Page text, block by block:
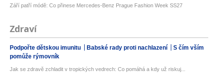
Září patří módě: Co přinese Mercedes-Benz Prague Fashion Week SS27
Zdraví
Podpořte dětskou imunitu Babské rady proti nachlazení
S čím vším
pomůže rýmovník
Jak se zdravě zchladit v tropických vedrech: Co pomáhá a kdy už riskuj...